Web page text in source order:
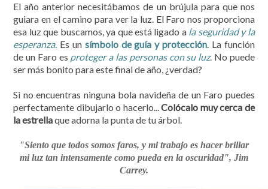
El año anterior necesitábamos de un brújula para que nos
guiara en el camino para ver la luz. El Faro nos proporciona
esa luz que buscamos, ya que está ligado a la seguridad y la
esperanza. Es un símbolo de guía y protección. La función
de un Faro es proteger a las personas con su luz. No puede
ser más bonito para este final de año, ¿verdad?
Si no encuentras ninguna bola navideña de un Faro puedes
perfectamente dibujarlo o hacerlo...Colócalo muy cerca de
la estrellaque adorna la punta de tu árbol.
"Siento que todos somos faros, y mi trabajo es hacer brillar
mi luz tan intensamente como pueda en la oscuridad", Jim
Carrey.